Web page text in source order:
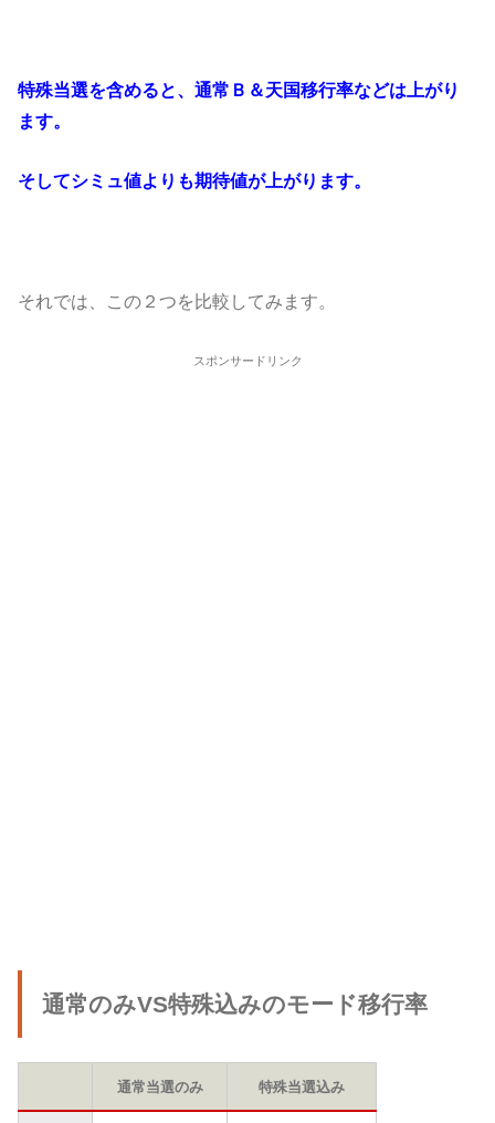
特殊当選を含めると、通常Ｂ＆天国移行率などは上がり
ます。
そしてシミュ値よりも期待値が上がります。
それでは、この２つを比較してみます。
スポンサードリンク
通常のみVS特殊込みのモード移行率
通常当選のみ 特殊当選込み